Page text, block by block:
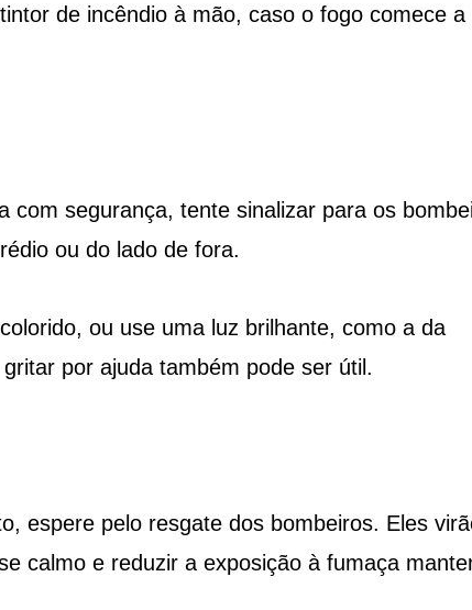
de incêndio à mão, caso o fogo comece a
com segurança, tente sinalizar para os
ou do lado de fora.
ou use uma luz brilhante, como a da
por ajuda também pode ser útil.
espere pelo resgate dos bombeiros. Eles
calmo e reduzir a exposição à fumaça